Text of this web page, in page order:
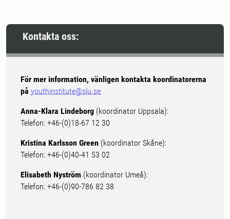
Kontakta oss:
För mer information, vänligen kontakta koordinatorerna
på youthinstitute@slu.se
Anna-Klara Lindeborg (koordinator Uppsala):
Telefon: +46-(0)18-67 12 30
Kristina Karlsson Green (koordinator Skåne):
Telefon: +46-(0)40-41 53 02
Elisabeth Nyström (koordinator Umeå):
Telefon: +46-(0)90-786 82 38